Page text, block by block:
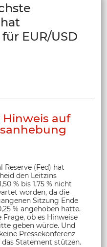
EUR/USD
Hinweis auf
Reserve (Fed) hat
den Leitzins
% bis 1,75 % nicht
worden, da die
Sitzung Ende
% angehoben hatte.
ob es Hinweise
geben würde. Und
Pressekonferenz
Statement stützen.